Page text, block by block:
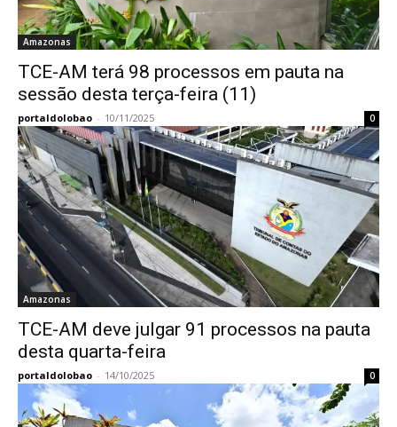
Amazonas
TCE-AM terá 98 processos em pauta na
sessão desta terça-feira (11)
portaldolobao - 10/11/2025 0
Amazonas
TCE-AM deve julgar 91 processos na pauta
desta quarta-feira
portaldolobao - 14/10/2025 0